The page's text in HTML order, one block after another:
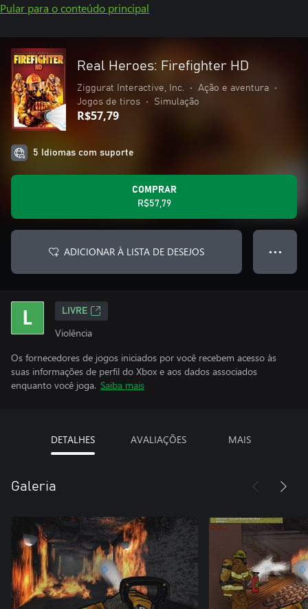
Pular para o conteúdo principal
Real Heroes: Firefighter HD
Ziggurat Interactive, Inc. • Ação e aventura
•
Jogos de tiros
• Simulação
R$57,79
5 Idiomas com suporte
COMPRAR
R$57,79
ADICIONAR À LISTA DE DESEJOS ● ● ●
LIVRE
Violência
Os fornecedores de jogos iniciados por você recebem acesso às
suas informações de perfil do Xbox e aos dados associados
enquanto você joga. Saiba mais
DETALHES AVALIAÇÕES MAIS
Galeria